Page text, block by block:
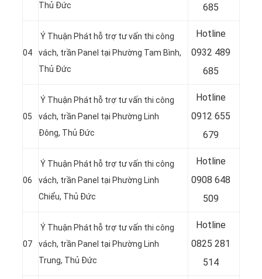
Thủ Đức
685
04
Ý Thuận Phát hỗ trợ tư vấn thi công
vách, trần Panel tại Phường Tam Bình,
Thủ Đức
Hotline
0932 489
685
05
Ý Thuận Phát hỗ trợ tư vấn thi công
vách, trần Panel tại Phường Linh
Đông, Thủ Đức
Hotline
0912 655
679
06
Ý Thuận Phát hỗ trợ tư vấn thi công
vách, trần Panel tại Phường Linh
Chiểu, Thủ Đức
Hotline
0908 648
509
07
Ý Thuận Phát hỗ trợ tư vấn thi công
vách, trần Panel tại Phường Linh
Trung, Thủ Đức
Hotline
0825 281
514